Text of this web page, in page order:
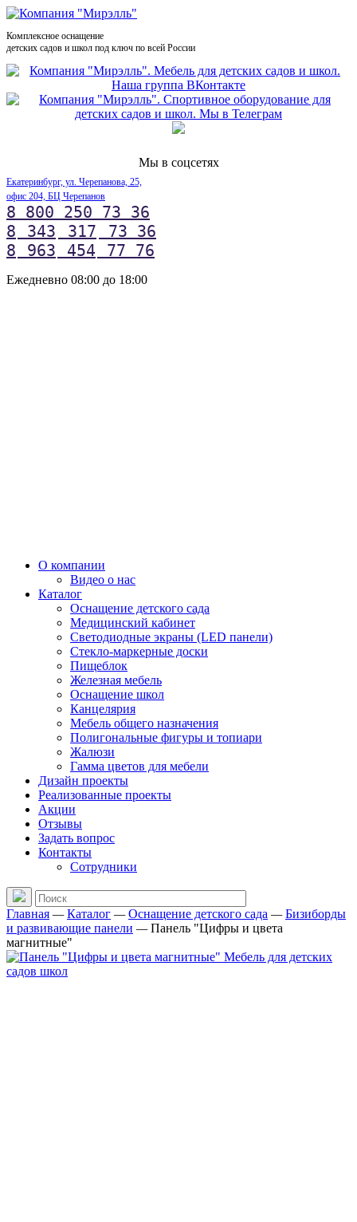
Комплексное оснащение
детских садов и школ под ключ по всей России
Мы в соцсетях
Екатеринбург, ул. Черепанова, 25,
офис 204, БЦ Черепанов
8 800 250 73 36
8
343 317
73 36
8
963 454 77 76
Ежедневно 08:00 до 18:00
О компании
Видео о нас
Каталог
Оснащение детского сада
Медицинский кабинет
Светодиодные экраны (LED панели)
Стекло-маркерные доски
Пищеблок
Железная мебель
Оснащение школ
Канцелярия
Мебель общего назначения
Полигональные фигуры и топиари
Жалюзи
Гамма цветов для мебели
Дизайн проекты
Реализованные проекты
Акции
Отзывы
Задать вопрос
Контакты
Сотрудники
Главная —Каталог —Оснащение детского сада —Бизиборды
и развивающие панели —Панель "Цифры и цвета
магнитные"